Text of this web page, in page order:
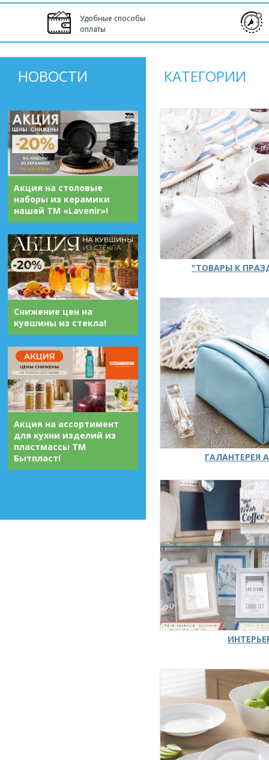
Удобные способы
оплаты
НОВОСТИ
Акция на столовые
наборы из керамики
нашей ТМ «Lavenir»!
Снижение цен на
кувшины из стекла!
Акция на ассортимент
для кухни изделий из
пластмассы ТМ
Бытпласт!
КАТЕГОРИИ
"ТОВАРЫ К
ГАЛАНТЕРЕЯ